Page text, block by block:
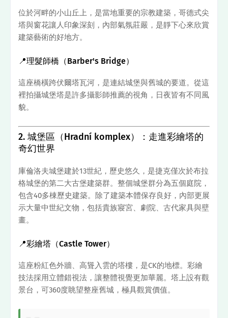
位於河畔的小山丘上，是當地重要的宗教建築，哥德式尖
塔與窗花讓人印象深刻，內部氣氛莊嚴，是靜下心來欣賞
建築藝術的好地方。
📍理髮師橋（Barber's Bridge）
這座橋橫跨伏爾塔瓦河，是連結城堡與舊城的要道。從這
裡拍攝城堡塔是許多攝影師推薦的視角，日夜皆有不同風
貌。
2. 城堡區（Hradní komplex）：走進彩繪塔的
奇幻世界
庫倫洛夫城堡建於13世紀，歷史悠久，是捷克僅次於布拉
格城堡的第二大古堡建築群。整個城堡群分為五個庭院，
包含40多棟歷史建築。除了建築本體保存良好，內部更展
示大量中世紀文物，包括貴族寢宮、劇院、古代家具與壁
畫。
📍彩繪塔（Castle Tower）
這座粉紅色外牆、高聳入雲的塔樓，是CK的地標。彩繪
技法採用立體錯視法，讓整體視覺更加華麗。塔上設有觀
景台，可360度眺望整座舊城，極具觀賞價值。